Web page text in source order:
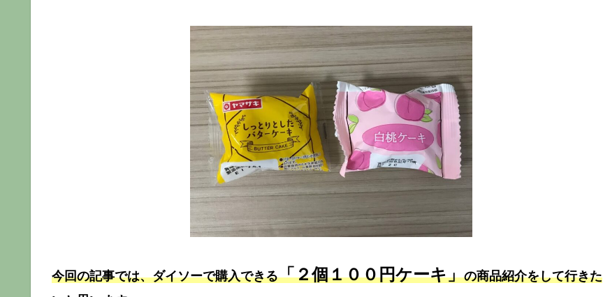
今回の記事では、ダイソーで購入できる「２個１００円ケーキ」の商品紹介をして行きた